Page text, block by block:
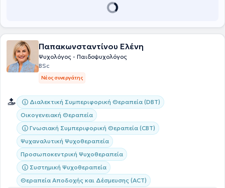
Παπακωνσταντίνου Ελένη
Ψυχολόγος - Παιδοψυχολόγος
BSc
Νέος συνεργάτης
Διαλεκτική Συμπεριφορική Θεραπεία (DBT)
Οικογενειακή Θεραπεία
Γνωσιακή Συμπεριφορική Θεραπεία (CBT)
Ψυχαναλυτική Ψυχοθεραπεία
Προσωποκεντρική Ψυχοθεραπεία
Συστημική Ψυχοθεραπεία
Θεραπεία Αποδοχής και Δέσμευσης (ACT)